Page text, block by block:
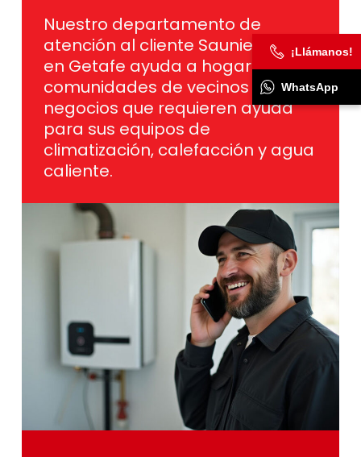
Nuestro departamento de
atención al cliente Saunier Duval
en Getafe ayuda a hogares,
comunidades de vecinos y
negocios que requieren ayuda
para sus equipos de
climatización, calefacción y agua
caliente.
¡Llámanos!
WhatsApp